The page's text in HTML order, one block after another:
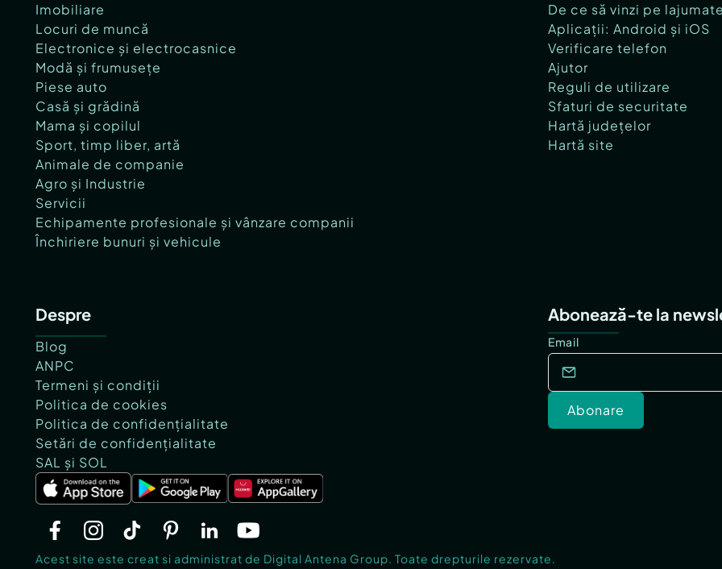
Imobiliare
Locuri de muncă
Electronice și electrocasnice
Modă și frumusețe
Piese auto
Casă și grădină
Mama și copilul
Sport, timp liber, artă
Animale de companie
Agro și Industrie
Servicii
Echipamente profesionale și vânzare companii
Închiriere bunuri și vehicule
De ce să vinzi pe
Aplicații: Android și iOS
Verificare telefon
Ajutor
Reguli de utilizare
Sfaturi de securitate
Hartă județelor
Hartă site
Despre
Blog
ANPC
Termeni și condiții
Politica de cookies
Politica de confidențialitate
Setări de confidențialitate
SAL și SOL
Abonează-te la
Email
Abonare
Acest site este creat si administrat de Digital Antena Group. Toate drepturile rezervate.